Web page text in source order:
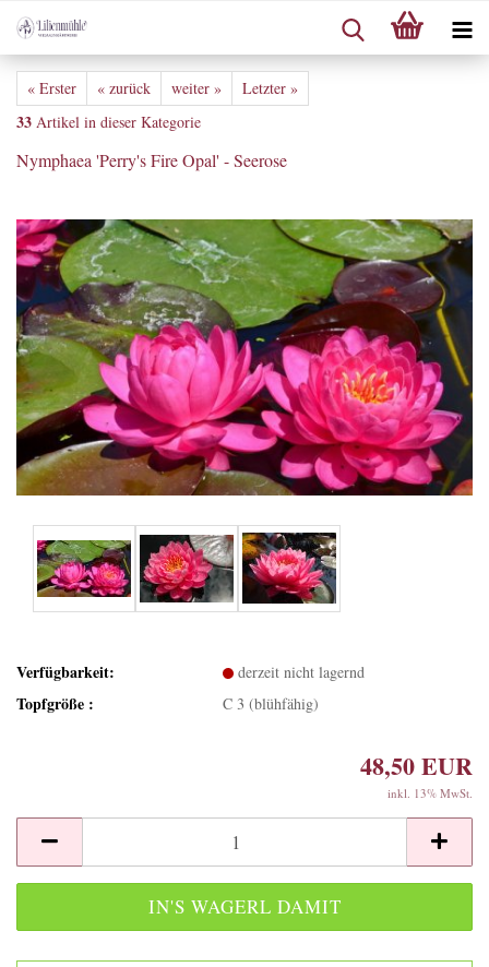
« Erster « zurück weiter » Letzter »
33 Artikel in dieser Kategorie
Nymphaea 'Perry's Fire Opal' - Seerose
Verfügbarkeit: derzeit nicht lagernd
Topfgröße : C 3 (blühfähig)
48,50 EUR
inkl. 13% MwSt.